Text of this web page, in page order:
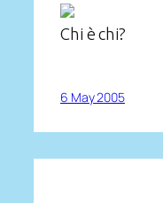
Chi è chi?
6 May 2005